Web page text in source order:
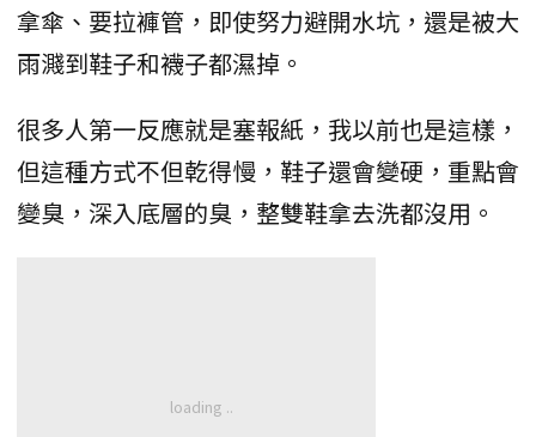
拿傘、要拉褲管，即使努力避開水坑，還是被大
雨濺到鞋子和襪子都濕掉。
很多人第一反應就是塞報紙，我以前也是這樣，
但這種方式不但乾得慢，鞋子還會變硬，重點會
變臭，深入底層的臭，整雙鞋拿去洗都沒用。